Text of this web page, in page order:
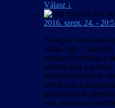
Válasz ↓
2016. szept. 24. -
Az egyik veszélyes
váltás, ami – nagyobb
esetleg elronthatja a
néztem még a
térképmódosítások
kell lennie a
kommentárok
sem, mert azt a